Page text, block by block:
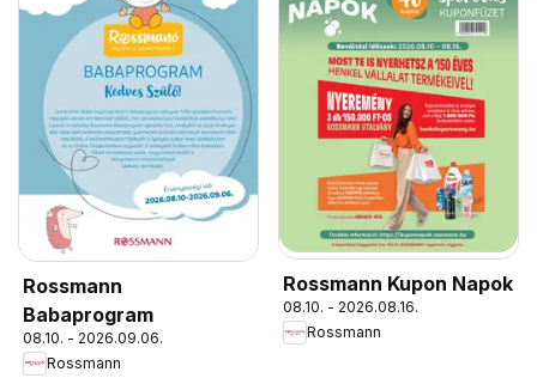
Rossmann
Babaprogram
08.10. - 2026.09.06.
Rossmann
Rossmann Kupon Napok
08.10. - 2026.08.16.
Rossmann